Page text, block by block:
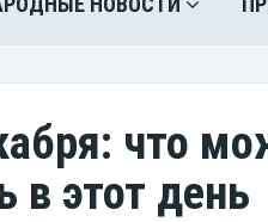
что
в этот день